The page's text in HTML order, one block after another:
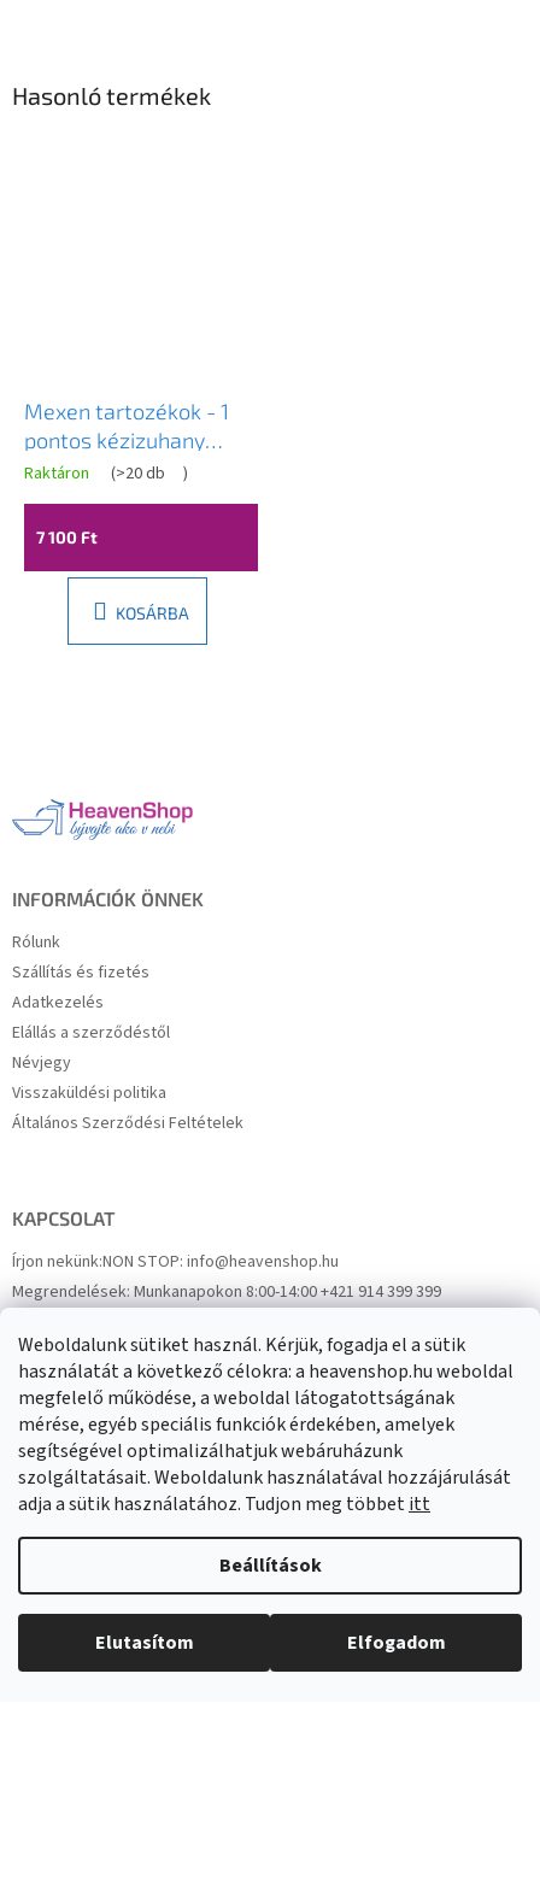
Weboldalunk sütiket használ. Kérjük, fogadja el a sütik
használatát a következő célokra: a heavenshop.hu weboldal
megfelelő működése, a weboldal látogatottságának
mérése, egyéb speciális funkciók érdekében, amelyek
segítségével optimalizálhatjuk webáruházunk
szolgáltatásait. Weboldalunk használatával hozzájárulását
adja a sütik használatához. Tudjon meg többetitt
Beállítások
Elutasítom Elfogadom
Hasonló termékek
Mexen tartozékok - 1
pontos kézizuhany
készlet R-74, króm,
785746052-00
Raktáron (>20 db )
7 100 Ft
KOSÁRBA
INFORMÁCIÓK ÖNNEK
Rólunk
Szállítás és fizetés
Adatkezelés
Elállás a szerződéstől
Névjegy
Visszaküldési politika
Általános Szerződési Feltételek
KAPCSOLAT
Írjon nekünk:NON STOP: info@heavenshop.hu
Megrendelések:Munkanapokon 8:00-14:00 +421 914 399 399
FacebookHeavenShop.sk
Eredményeink